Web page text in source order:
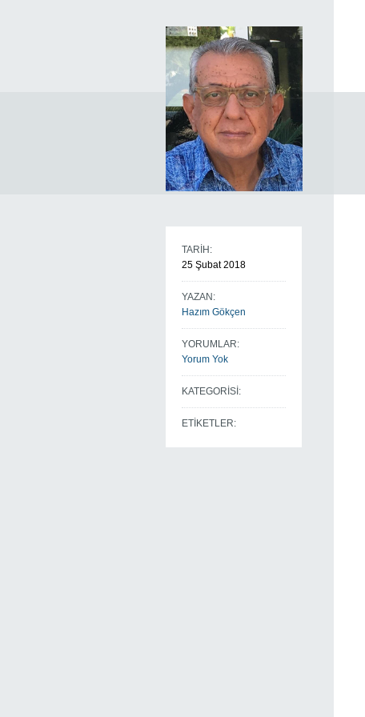
TARİH:
25 Şubat 2018
YAZAN:
Hazım Gökçen
YORUMLAR:
Yorum Yok
KATEGORİSİ:
ETİKETLER: